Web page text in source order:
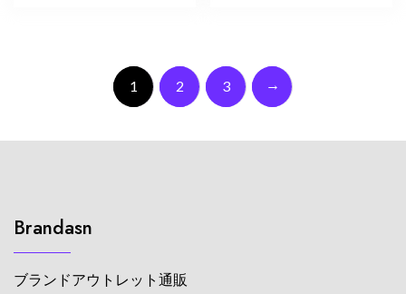
た。
で
す。
1 2 3 →
Brandasn
ブランドアウトレット通販